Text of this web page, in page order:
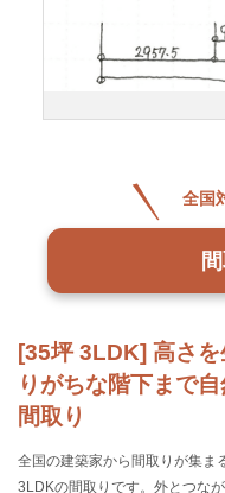
[35坪 3LDK] 高さ
りがちな階下まで
間取り
全国の建築家から間取りが集ま
3LDKの間取りです。外とつな
全国